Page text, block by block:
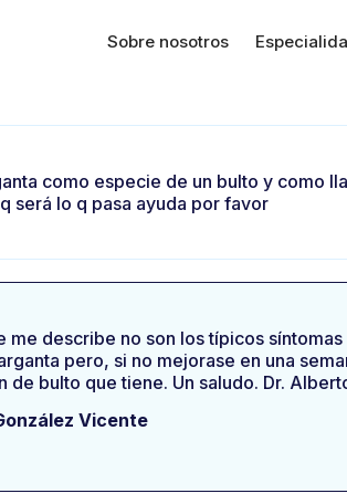
Sobre nosotros
como especie de un bulto y como
será lo q pasa ayuda por favor
me describe no son los típicos
pero, si no mejorase en una
de bulto que tiene. Un saludo. Dr.
Vicente